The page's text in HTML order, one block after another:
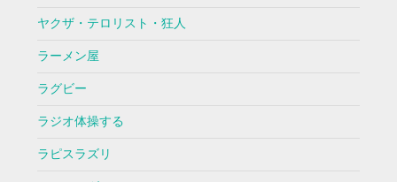
ヤクザ・テロリスト・狂人
ラーメン屋
ラグビー
ラジオ体操する
ラピスラズリ